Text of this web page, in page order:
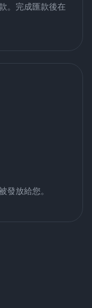
。完成匯款後在
發放給您。